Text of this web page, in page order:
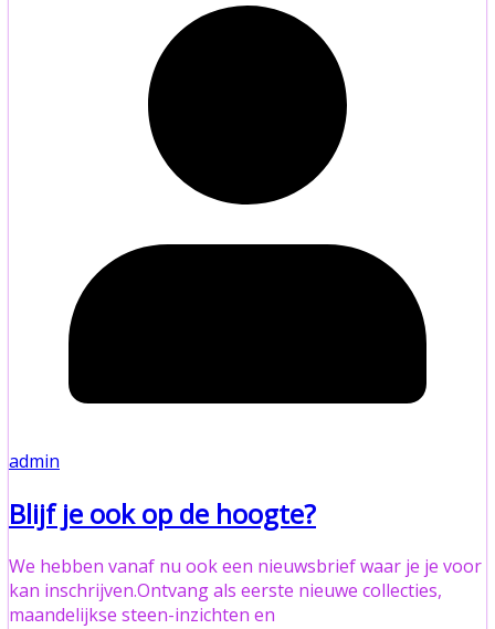
admin
Blijf je ook op de hoogte?
We hebben vanaf nu ook een nieuwsbrief waar je je voor
kan inschrijven.Ontvang als eerste nieuwe collecties,
maandelijkse steen-inzichten en